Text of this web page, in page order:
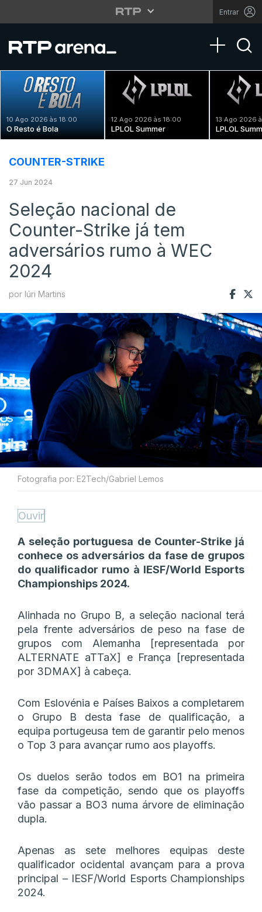
Entrar
Toggle
10 Ago 2026 às 18:00
O Resto é Bola
12 Ago 2026 às 18:00
LPLOL Summer
13 Ago 2026
LPLOL
COUNTER-STRIKE
27 Jun 2024
Seleção nacional de
Counter-Strike já tem
adversários rumo à WEC
2024
por Iúri Martins
Fotografia por: E2Tech/Gabriel Lemos
Ouvir
A seleção portuguesa de Counter-Strike já
conhece os adversários da fase de grupos
do qualificador rumo à IESF/World Esports
Championships 2024.
Alinhada no Grupo B, a seleção nacional terá
pela frente adversários de peso na fase de
grupos com Alemanha [representada por
ALTERNATE aTTaX] e França [representada
por 3DMAX] à cabeça.
Com Eslovénia e Países Baixos a completarem
o Grupo B desta fase de qualificação, a
equipa portugeusa tem de garantir pelo menos
o Top 3 para avançar rumo aos playoffs.
Os duelos serão todos em BO1 na primeira
fase da competição, sendo que os playoffs
vão passar a BO3 numa árvore de eliminação
dupla.
Apenas as sete melhores equipas deste
qualificador ocidental avançam para a prova
principal – IESF/World Esports Championships
2024.